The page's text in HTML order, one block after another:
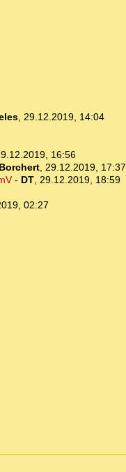
, 29.12.2019, 14:04
16:56
, 29.12.2019, 17:37
- DT, 29.12.2019, 18:59
02:27